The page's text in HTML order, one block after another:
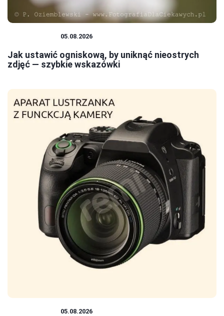
05.08.2026
Jak ustawić ogniskową, by uniknąć nieostrych
zdjęć — szybkie wskazówki
05.08.2026